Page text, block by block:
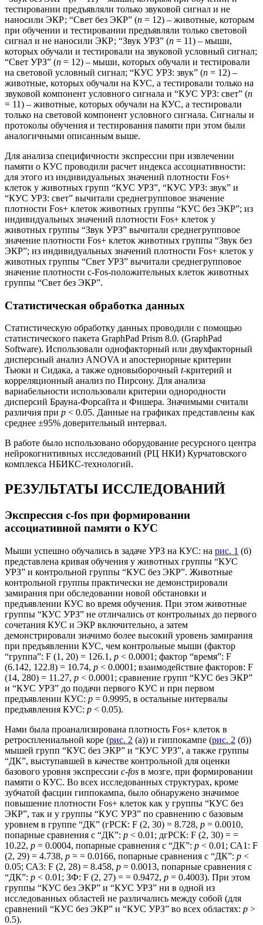
тестировании предъявляли только звуковой сигнал и не
наносили ЭКР; “Свет без ЭКР” (n = 12) – животные, которым
при обучении и тестировании предъявляли только световой
сигнал и не наносили ЭКР; “Звук УРЗ” (n = 11) – мыши,
которых обучали и тестировали на звуковой условный сигнал;
“Свет УРЗ” (n = 12) – мыши, которых обучали и тестировали
на световой условный сигнал; “КУС УРЗ: звук” (n = 12) –
животные, которых обучали на КУС, а тестировали только на
звуковой компонент условного сигнала и “КУС УРЗ: свет” (n
= 11) – животные, которых обучали на КУС, а тестировали
только на световой компонент условного сигнала. Сигналы и
протоколы обучения и тестирования памяти при этом были
аналогичными описанным выше.
Для анализа специфичности экспрессии при извлечении
памяти о КУС проводили расчет индекса ассоциативности:
для этого из индивидуальных значений плотности Fos+
клеток у животных групп “КУС УРЗ”, “КУС УРЗ: звук” и
“КУС УРЗ: свет” вычитали среднегрупповое значение
плотности Fos+ клеток животных группы “КУС без ЭКР”; из
индивидуальных значений плотности Fos+ клеток у
животных группы “Звук УРЗ” вычитали среднегрупповое
значение плотности Fos+ клеток животных группы “Звук без
ЭКР”; из индивидуальных значений плотности Fos+ клеток у
животных группы “Свет УРЗ” вычитали среднегрупповое
значение плотности с-Fos-положительных клеток животных
группы “Свет без ЭКР”.
Статистическая обработка данных
Статистическую обработку данных проводили с помощью
статистического пакета GraphPad Prism 8.0. (GraphPad
Software). Использовали однофакторный или двухфакторный
дисперсный анализ ANOVA и апостериорные критерии
Тьюки и Сидака, а также одновыборочный t-критерий и
корреляционный анализ по Пирсону. Для анализа
вариабельности использовали критерии однородности
дисперсий Брауна-Форсайта и Фишера. Значимыми считали
различия при p < 0.05. Данные на графиках представлены как
среднее ±95% доверительный интервал.
В работе было использовано оборудование ресурсного центра
нейрокогнитивных исследований (РЦ НКИ) Курчатовского
комплекса НБИКС-технологий.
РЕЗУЛЬТАТЫ ИССЛЕДОВАНИЙ
Экспрессия c-fos при формировании
ассоциативной памяти о КУС
Мыши успешно обучались в задаче УРЗ на КУС: на рис. 1 (б)
представлена кривая обучения у животных группы “КУС
УРЗ” и контрольной группы “КУС без ЭКР”. Животные
контрольной группы практически не демонстрировали
замирания при обследовании новой обстановки и
предъявлении КУС во время обучения. При этом животные
группы “КУС УРЗ” не отличались от контрольных до первого
сочетания КУС и ЭКР включительно, а затем
демонстрировали значимо более высокий уровень замирания
при предъявлении КУС, чем контрольные мыши (фактор
“группа”: F (1, 20) = 126.1, p < 0.0001; фактор “время”: F
(6.142, 122.8) = 10.74, p < 0.0001; взаимодействие факторов: F
(14, 280) = 11.27, p < 0.0001; сравнение групп “КУС без ЭКР”
и “КУС УРЗ” до подачи первого КУС и при первом
предъявлении КУС: p = 0.9995, в остальные интервалы
предъявления КУС: p < 0.05).
Нами была проанализирована плотность Fos+ клеток в
ретросплениальной коре (рис. 2 (а)) и гиппокампе (рис. 2 (б))
мышей групп “КУС без ЭКР” и “КУС УРЗ”, а также группы
“ДК”, выступавшей в качестве контрольной для оценки
базового уровня экспрессии с-fos в мозге, при формировании
памяти о КУС. Во всех исследованных структурах, кроме
зубчатой фасции гиппокампа, было обнаружено значимое
повышение плотности Fos+ клеток как у группы “КУС без
ЭКР”, так и у группы “КУС УРЗ” по сравнению с базовым
уровнем в группе “ДК” (гРСК: F (2, 30) = 8.728, p = 0.0010,
попарные сравнения с “ДК”: p < 0.01; дгРСК: F (2, 30) = =
10.22, p = 0.0004, попарные сравнения с “ДК”: p < 0.01; СА1: F
(2, 29) = 4.738, p = = 0.0166, попарные сравнения с “ДК”: p <
0.05; СА3: F (2, 28) = 8.458, p = 0.0013, попарные сравнения с
“ДК”: p < 0.01; ЗФ: F (2, 27) = = 0.9472, p = 0.4003). При этом
группы “КУС без ЭКР” и “КУС УРЗ” ни в одной из
исследованных областей не различались между собой (для
сравнений “КУС без ЭКР” и “КУС УРЗ” во всех областях: p >
0.5).